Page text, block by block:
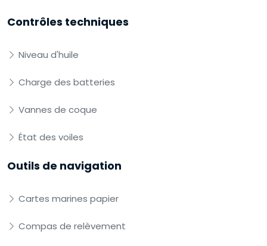
Contrôles techniques
Niveau d'huile
Charge des batteries
Vannes de coque
État des voiles
Outils de navigation
Cartes marines papier
Compas de relèvement